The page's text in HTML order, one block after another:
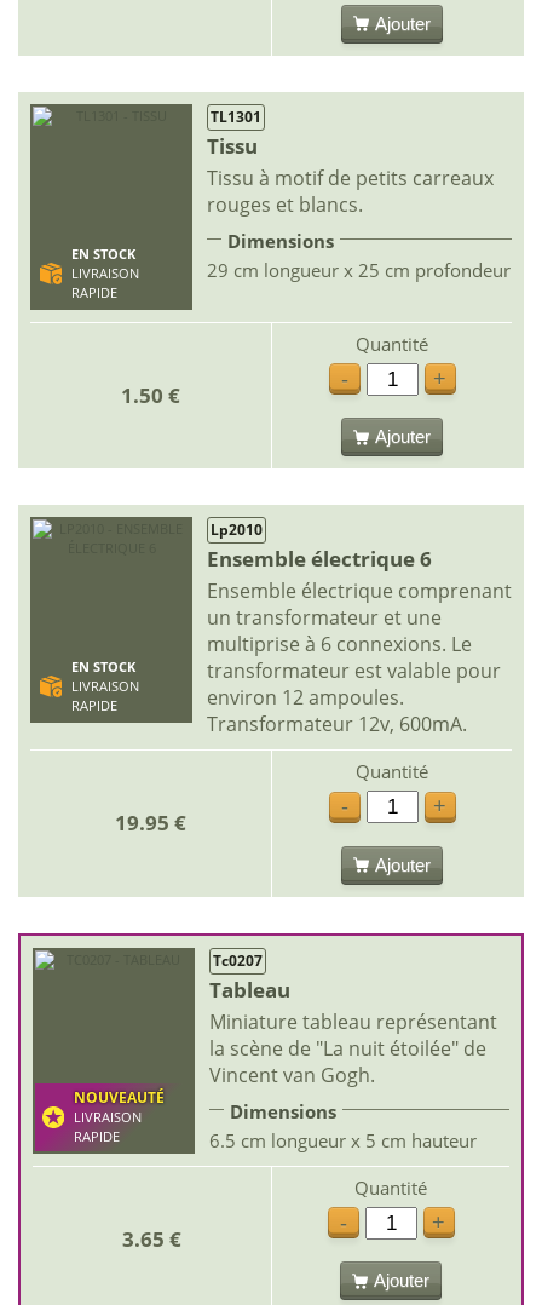
Ajouter
EN STOCK
LIVRAISON
RAPIDE
TL1301
Tissu
Tissu à motif de petits carreaux
rouges et blancs.
Dimensions
29 cm longueur x 25 cm profondeur
1.50 €
Quantité
-
+
Ajouter
EN STOCK
LIVRAISON
RAPIDE
Lp2010
Ensemble électrique 6
Ensemble électrique comprenant
un transformateur et une
multiprise à 6 connexions. Le
transformateur est valable pour
environ 12 ampoules.
Transformateur 12v, 600mA.
19.95 €
Quantité
-
+
Ajouter
NOUVEAUTÉ
LIVRAISON
RAPIDE
Tc0207
Tableau
Miniature tableau représentant
la scène de "La nuit étoilée" de
Vincent van Gogh.
Dimensions
6.5 cm longueur x 5 cm hauteur
3.65 €
Quantité
-
+
Ajouter